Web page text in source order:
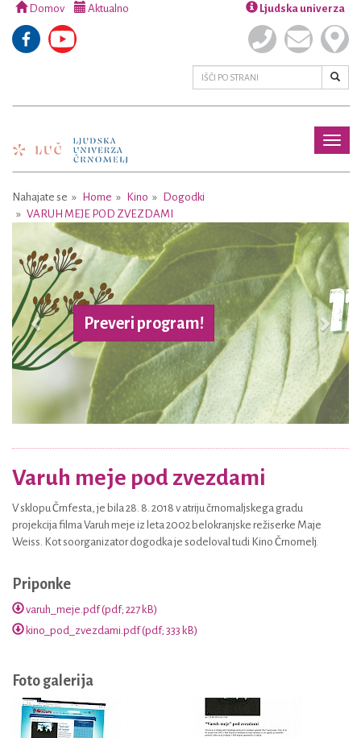
Domov Aktualno Ljudska univerza
Nahajate se Home Kino
Dogodki
VARUH MEJE POD ZVEZDAMI
Preveri program!
Previous Next
Varuh meje pod zvezdami
V sklopu Črnfesta, je bila 28. 8. 2018 v atriju črnomaljskega gradu
projekcija filma Varuh meje iz leta 2002 belokranjske režiserke Maje
Weiss. Kot soorganizator dogodka je sodeloval tudi Kino Črnomelj.
Priponke
varuh_meje.pdf (pdf; 227 kB)
kino_pod_zvezdami.pdf (pdf; 333 kB)
Foto galerija